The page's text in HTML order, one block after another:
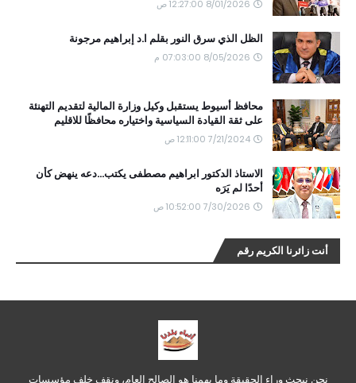
8/01/2026 12:27:00 ص
الظل الذي سرق النور بقلم ا.د إبراهيم مرجونة
8/05/2026 07:03:00 م
محافظ أسيوط يستقبل وكيل وزارة المالية لتقديم التهنئة
على ثقة القيادة السياسية واختياره محافظًا للاقليم
7/21/2024 12:11:00 ص
الاستاذ الدكتور ابراهيم مصطفى يكتب...دعه ينهض كأن
أحدًا لم يَرَه
7/30/2026 10:52:00 ص
أنت زائرنا الكريم رقم
نحن نبحث وراء الحقيقة وما يهمنا هو الصالح العام، ونقف خلف مؤسسات